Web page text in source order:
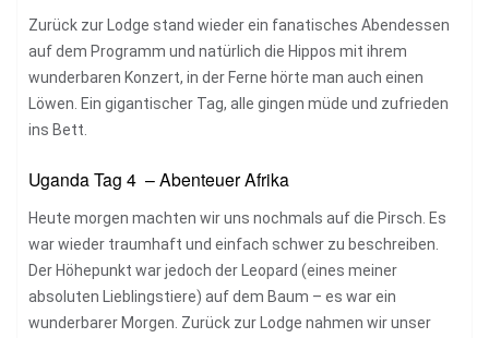
Zurück zur Lodge stand wieder ein fanatisches Abendessen
auf dem Programm und natürlich die Hippos mit ihrem
wunderbaren Konzert, in der Ferne hörte man auch einen
Löwen. Ein gigantischer Tag, alle gingen müde und zufrieden
ins Bett.
Uganda Tag 4 – Abenteuer Afrika
Heute morgen machten wir uns nochmals auf die Pirsch. Es
war wieder traumhaft und einfach schwer zu beschreiben.
Der Höhepunkt war jedoch der Leopard (eines meiner
absoluten Lieblingstiere) auf dem Baum – es war ein
wunderbarer Morgen. Zurück zur Lodge nahmen wir unser